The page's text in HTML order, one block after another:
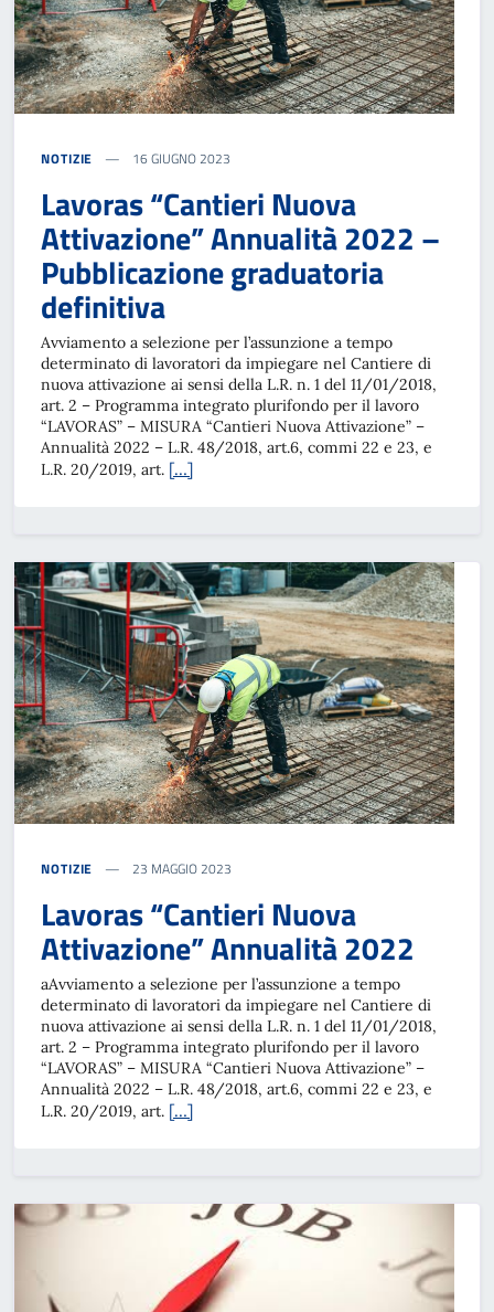
NOTIZIE 16 GIUGNO 2023
Lavoras “Cantieri Nuova
Attivazione” Annualità 2022 –
Pubblicazione graduatoria
definitiva
Avviamento a selezione per l’assunzione a tempo
determinato di lavoratori da impiegare nel Cantiere di
nuova attivazione ai sensi della L.R. n. 1 del 11/01/2018,
art. 2 – Programma integrato plurifondo per il lavoro
“LAVORAS” – MISURA “Cantieri Nuova Attivazione” –
Annualità 2022 – L.R. 48/2018, art.6, commi 22 e 23, e
L.R. 20/2019, art. […]
NOTIZIE 23 MAGGIO 2023
Lavoras “Cantieri Nuova
Attivazione” Annualità 2022
aAvviamento a selezione per l’assunzione a tempo
determinato di lavoratori da impiegare nel Cantiere di
nuova attivazione ai sensi della L.R. n. 1 del 11/01/2018,
art. 2 – Programma integrato plurifondo per il lavoro
“LAVORAS” – MISURA “Cantieri Nuova Attivazione” –
Annualità 2022 – L.R. 48/2018, art.6, commi 22 e 23, e
L.R. 20/2019, art. […]